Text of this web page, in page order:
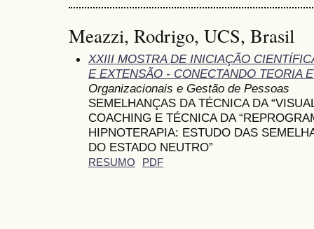
Meazzi, Rodrigo, UCS, Brasil
XXIII MOSTRA DE INICIAÇÃO
E EXTENSÃO - CONECTANDO TEORIA
Organizacionais e Gestão de Pessoas
SEMELHANÇAS DA TÉCNICA DA
COACHING E TÉCNICA DA
HIPNOTERAPIA: ESTUDO DAS
DO ESTADO NEUTRO”
RESUMO PDF